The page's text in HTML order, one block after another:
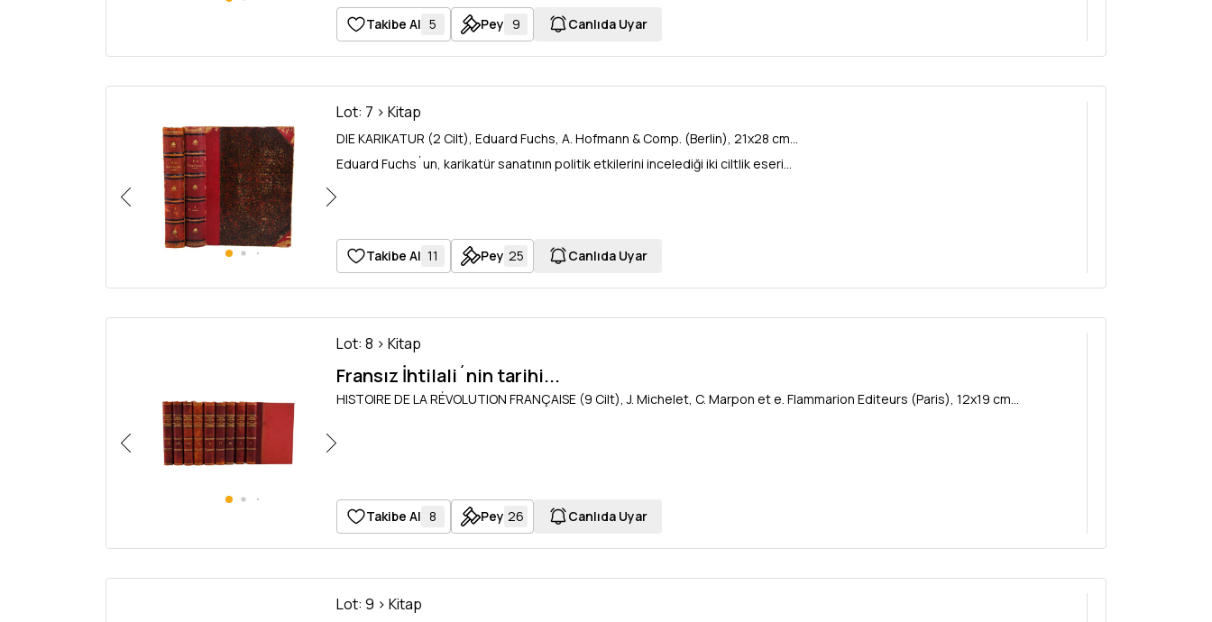
Takibe Al 5 Pey 9 Canlıda Uyar
Lot: 7 > Kitap
DIE KARIKATUR (2 Cilt), Eduard Fuchs, A. Hofmann & Comp. (Berlin), 21x28 cm...
Eduard Fuchs´un, karikatür sanatının politik etkilerini incelediği iki ciltlik eseri...
Takibe Al 11 Pey 25 Canlıda Uyar
Lot: 8 > Kitap
Fransız İhtilali´nin tarihi...
HISTOIRE DE LA RÉVOLUTION FRANÇAISE (9 Cilt), J. Michelet, C. Marpon et e. Flammarion Editeurs (Paris), 12x19 cm...
Takibe Al 8 Pey 26 Canlıda Uyar
Lot: 9 > Kitap